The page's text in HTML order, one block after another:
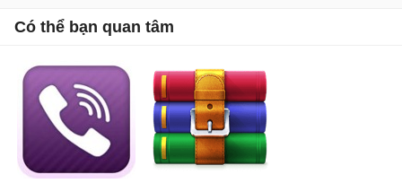
Có thể bạn quan tâm